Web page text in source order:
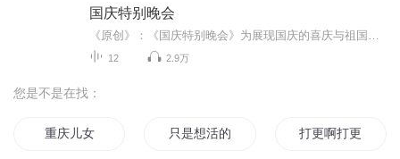
国庆特别晚会
12 2.9万
您是不是在找：
重庆儿女 只是想活的更好 打更啊打更